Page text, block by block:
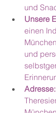
und
Unsere
einen
und
Adresse: